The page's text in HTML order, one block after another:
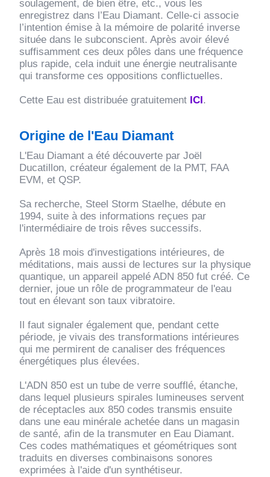
soulagement, de bien être, etc., vous les
enregistrez dans l’Eau Diamant. Celle-ci associe
l’intention émise à la mémoire de polarité inverse
située dans le subconscient. Après avoir élevé
suffisamment ces deux pôles dans une fréquence
plus rapide, cela induit une énergie neutralisante
qui transforme ces oppositions conflictuelles.
Cette Eau est distribuée gratuitement ICI .
Origine de l'Eau Diamant
L'Eau Diamant a été découverte par Joël
Ducatillon, créateur également de la PMT, FAA
EVM, et QSP.
Sa recherche, Steel Storm Staelhe, débute en
1994, suite à des informations reçues par
l'intermédiaire de trois rêves successifs.
Après 18 mois d'investigations intérieures, de
méditations, mais aussi de lectures sur la physique
quantique, un appareil appelé ADN 850 fut créé. Ce
dernier, joue un rôle de programmateur de l'eau
tout en élevant son taux vibratoire.
Il faut signaler également que, pendant cette
période, je vivais des transformations intérieures
qui me permirent de canaliser des fréquences
énergétiques plus élevées.
L'ADN 850 est un tube de verre soufflé, étanche,
dans lequel plusieurs spirales lumineuses servent
de réceptacles aux 850 codes transmis ensuite
dans une eau minérale achetée dans un magasin
de santé, afin de la transmuter en Eau Diamant.
Ces codes mathématiques et géométriques sont
traduits en diverses combinaisons sonores
exprimées à l'aide d'un synthétiseur.